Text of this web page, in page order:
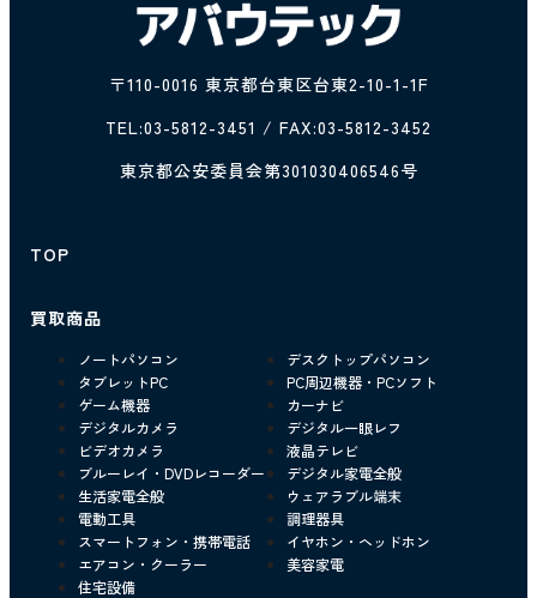
〒110-0016 東京都台東区台東2-10-1-1F
TEL:03-5812-3451 / FAX:03-5812-3452
東京都公安委員会第301030406546号
TOP
買取商品
ノートパソコン
デスクトップパソコン
タブレットPC
PC周辺機器・PCソフト
ゲーム機器
カーナビ
デジタルカメラ
デジタル一眼レフ
ビデオカメラ
液晶テレビ
ブルーレイ・DVDレコーダー
デジタル家電全般
生活家電全般
ウェアラブル端末
電動工具
調理器具
スマートフォン・携帯電話
イヤホン・ヘッドホン
エアコン・クーラー
美容家電
住宅設備